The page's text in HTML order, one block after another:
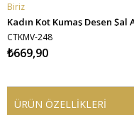
SEPETE EKLE
Biriz
CTKMV-248
₺669,90
ÜRÜN ÖZELLIKLERI